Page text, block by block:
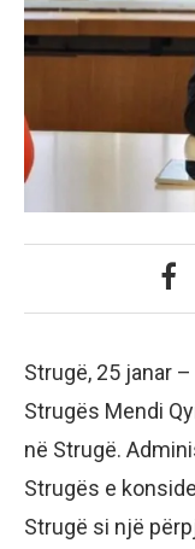
Strugë, 25 janar
Strugës Mendi
në Strugë.
Strugës e
Strugë si një